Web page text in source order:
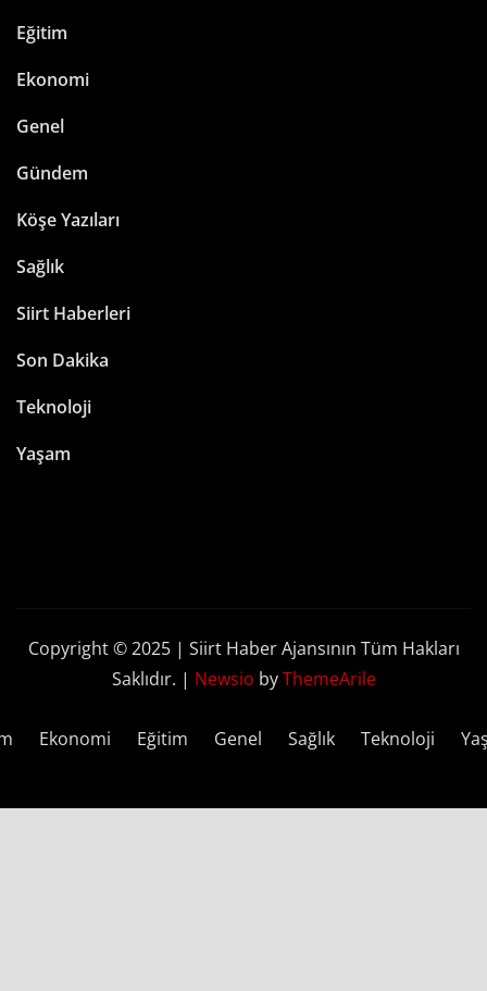
Eğitim
Ekonomi
Genel
Gündem
Köşe Yazıları
Sağlık
Siirt Haberleri
Son Dakika
Teknoloji
Yaşam
Copyright © 2025 | Siirt Haber Ajansının Tüm Hakları
Saklıdır. | Newsio byThemeArile
Ekonomi Eğitim Genel Sağlık Teknoloji